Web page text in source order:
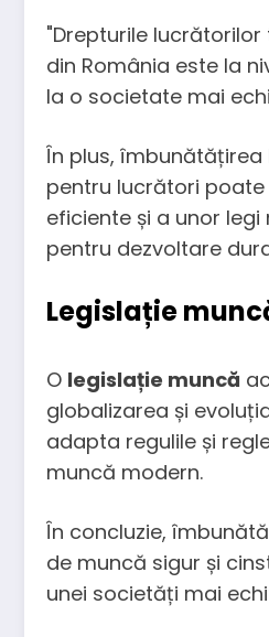
"Drepturile
din România este la
la o societate mai
În plus,
pentru lucrători
eficiente și a unor
pentru dezvoltare
Legislație
O legislație muncă
globalizarea și
adapta regulile și
muncă modern.
În concluzie,
de muncă sigur și
unei societăți mai